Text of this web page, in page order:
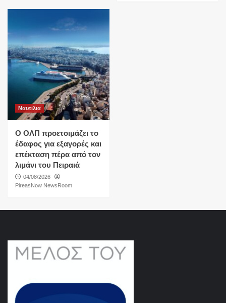
Ναυτιλια
O ΟΛΠ προετοιμάζει το
έδαφος για εξαγορές και
επέκταση πέρα από τον
λιμάνι του Πειραιά
04/08/2026
PireasNow NewsRoom